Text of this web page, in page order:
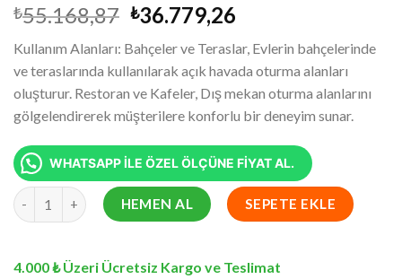
puanına
dayanarak
5 üzerinden
5.00puan
aldı
₺55.168,87 Orijinal
₺55.168,87.
₺36.779,26
fiyat:
₺36.779,26.
Kullanım Alanları: Bahçeler ve Teraslar, Evlerin bahçelerinde
ve teraslarında kullanılarak açık havada oturma alanları
oluşturur. Restoran ve Kafeler, Dış mekan oturma alanlarını
gölgelendirerek müşterilere konforlu bir deneyim sunar.
WHATSAPP İLE ÖZEL ÖLÇÜNE FİYAT AL.
9.5x8.9 Metre Battı Çıktı Gölgelik, Pergola Gölgelik Sunset
HEMEN AL SEPETE EKLE
4.000 ₺ Üzeri Ücretsiz Kargo ve Teslimat